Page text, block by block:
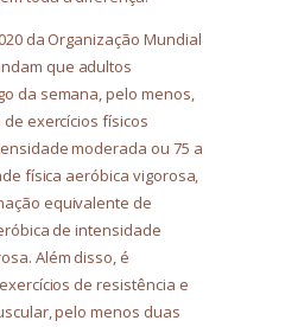
da Organização Mundial
que adultos
da semana, pelo menos,
de exercícios físicos
moderada ou 75 a
física aeróbica vigorosa,
equivalente de
de intensidade
Além disso, é
de resistência e
pelo menos duas